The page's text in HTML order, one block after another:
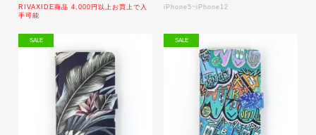
RIVAXIDE商品 4,000円以上お買上で入
手可能
iPhone5~iPhone12
SALE SALE